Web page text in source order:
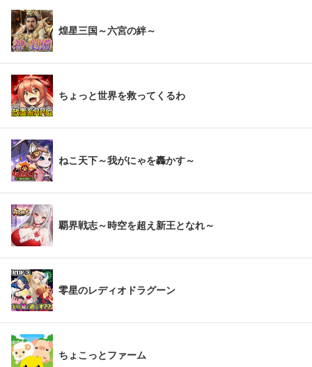
煌星三国～六宮の絆～
ちょっと世界を救ってくるわ
ねこ天下～我がにゃを轟かす～
覇界戦志～時空を超え新王となれ～
零星のレディオドラグーン
ちょこっとファーム